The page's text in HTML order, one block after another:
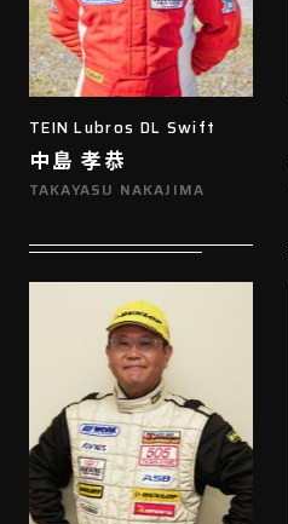
TEIN Lubros DL Swift
中島 孝恭
TAKAYASU NAKAJIMA